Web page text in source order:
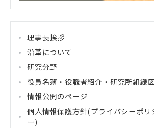
理事長挨拶
沿革について
研究分野
役員名簿・役職者紹介・研究所組織
情報公開のページ
個人情報保護方針(プライバシーポリ
ー)